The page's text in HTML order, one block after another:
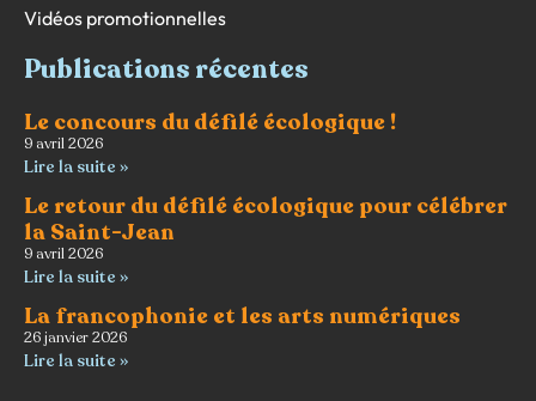
Vidéos promotionnelles
Publications récentes
Le concours du défilé écologique !
9 avril 2026
Lire la suite »
Le retour du défilé écologique pour célébrer
la Saint-Jean
9 avril 2026
Lire la suite »
La francophonie et les arts numériques
26 janvier 2026
Lire la suite »